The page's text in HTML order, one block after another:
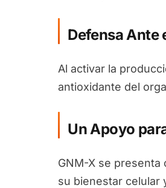
Defensa Ante
Al activar la
antioxidante del
Un Apoyo
GNM-X se
su bienestar celular